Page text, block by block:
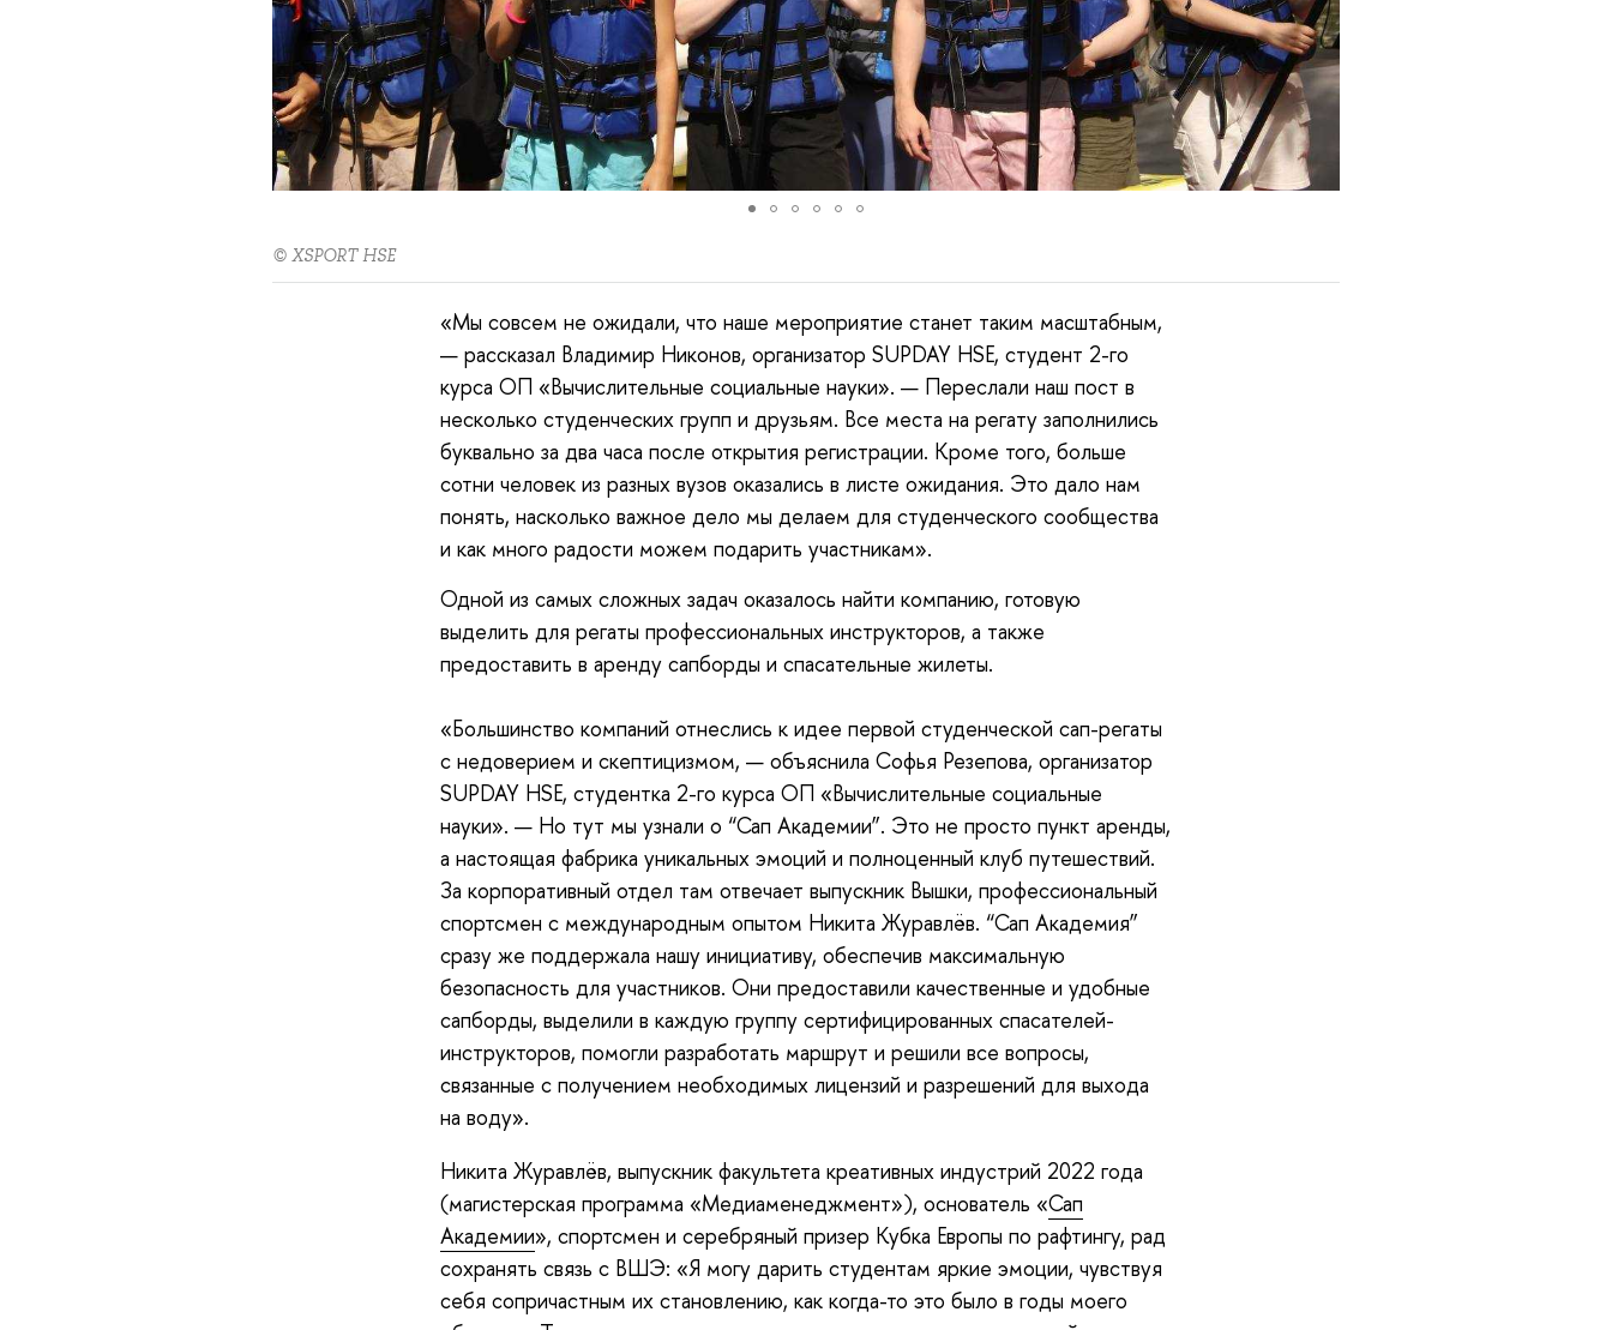
© XSPORT HSE
«Мы совсем не ожидали, что наше мероприятие станет таким масштабным,
— рассказал Владимир Никонов, организатор SUPDAY HSE, студент 2-го
курса ОП «Вычислительные социальные науки». — Переслали наш пост в
несколько студенческих групп и друзьям. Все места на регату заполнились
буквально за два часа после открытия регистрации. Кроме того, больше
сотни человек из разных вузов оказались в листе ожидания. Это дало нам
понять, насколько важное дело мы делаем для студенческого сообщества
и как много радости можем подарить участникам».
Одной из самых сложных задач оказалось найти компанию, готовую
выделить для регаты профессиональных инструкторов, а также
предоставить в аренду сапборды и спасательные жилеты.
«Большинство компаний отнеслись к идее первой студенческой сап-регаты
с недоверием и скептицизмом, — объяснила Софья Резепова, организатор
SUPDAY HSE, студентка 2-го курса ОП «Вычислительные социальные
науки». — Но тут мы узнали о “Сап Академии”. Это не просто пункт аренды,
а настоящая фабрика уникальных эмоций и полноценный клуб путешествий.
За корпоративный отдел там отвечает выпускник Вышки, профессиональный
спортсмен с международным опытом Никита Журавлёв. “Сап Академия”
сразу же поддержала нашу инициативу, обеспечив максимальную
безопасность для участников. Они предоставили качественные и удобные
сапборды, выделили в каждую группу сертифицированных спасателей-
инструкторов, помогли разработать маршрут и решили все вопросы,
связанные с получением необходимых лицензий и разрешений для выхода
на воду».
Никита Журавлёв, выпускник факультета креативных индустрий 2022 года
(магистерская программа «Медиаменеджмент»), основатель «Сап
Академии», спортсмен и серебряный призер Кубка Европы по рафтингу, рад
сохранять связь с ВШЭ: «Я могу дарить студентам яркие эмоции, чувствуя
себя сопричастным их становлению, как когда-то это было в годы моего